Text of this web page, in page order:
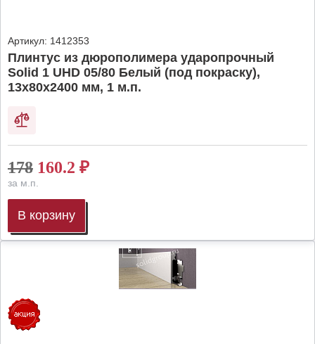
Артикул: 1412353
Плинтус из дюрополимера ударопрочный
Solid 1 UHD 05/80 Белый (под покраску),
13х80х2400 мм, 1 м.п.
178 160.2 ₽
за м.п.
В корзину